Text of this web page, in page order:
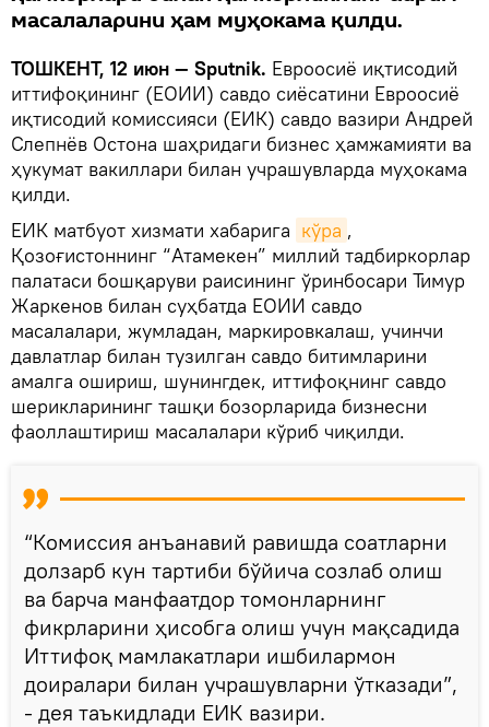
масалаларини ҳам муҳокама қилди.
ТОШКЕНТ, 12 июн — Sputnik. Евроосиё иқтисодий
иттифоқининг (ЕОИИ) савдо сиёсатини Евроосиё
иқтисодий комиссияси (ЕИК) савдо вазири Андрей
Слепнёв Остона шаҳридаги бизнес ҳамжамияти ва
ҳукумат вакиллари билан учрашувларда муҳокама
қилди.
ЕИК матбуот хизмати хабарига кўра ,
Қозоғистоннинг “Атамекен” миллий тадбиркорлар
палатаси бошқаруви раисининг ўринбосари Тимур
Жаркенов билан суҳбатда ЕОИИ савдо
масалалари, жумладан, маркировкалаш, учинчи
давлатлар билан тузилган савдо битимларини
амалга ошириш, шунингдек, иттифоқнинг савдо
шерикларининг ташқи бозорларида бизнесни
фаоллаштириш масалалари кўриб чиқилди.
“Комиссия анъанавий равишда соатларни
долзарб кун тартиби бўйича созлаб олиш
ва барча манфаатдор томонларнинг
фикрларини ҳисобга олиш учун мақсадида
Иттифоқ мамлакатлари ишбилармон
доиралари билан учрашувларни ўтказади”,
- дея таъкидлади ЕИК вазири.